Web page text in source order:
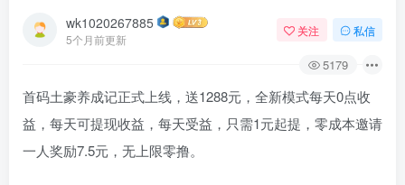
wk1020267885
5个月前更新
关注 私信
5179
首码土豪养成记正式上线，送1288元，全新模式每天0点收
益，每天可提现收益，每天受益，只需1元起提，零成本邀请
一人奖励7.5元，无上限零撸。